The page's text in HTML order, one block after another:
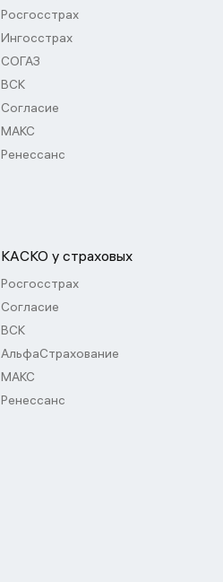
Росгосстрах
Ингосстрах
СОГАЗ
ВСК
Согласие
МАКС
Ренессанс
КАСКО у страховых
Росгосстрах
Согласие
ВСК
АльфаСтрахование
МАКС
Ренессанс